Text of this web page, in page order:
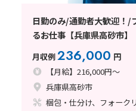
日勤のみ/通勤者大歓迎！/
るお仕事【兵庫県高砂市】
月収例236,000 円
【月給】216,000円～
兵庫県高砂市
梱包・仕分け、フォーク